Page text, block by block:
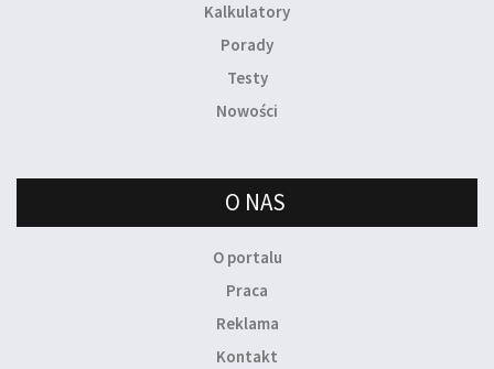
Kalkulatory
Porady
Testy
Nowości
O NAS
O portalu
Praca
Reklama
Kontakt